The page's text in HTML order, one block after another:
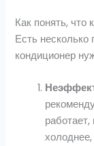
Как понять, что
Есть несколько
кондиционер